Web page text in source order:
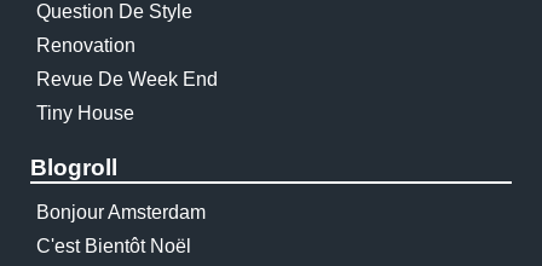
Question De Style
Renovation
Revue De Week End
Tiny House
Blogroll
Bonjour Amsterdam
C'est Bientôt Noël